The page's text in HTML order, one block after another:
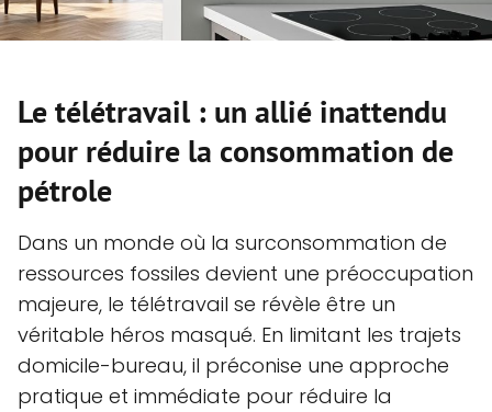
Le télétravail : un allié inattendu
pour réduire la consommation de
pétrole
Dans un monde où la surconsommation de
ressources fossiles devient une préoccupation
majeure, le télétravail se révèle être un
véritable héros masqué. En limitant les trajets
domicile-bureau, il préconise une approche
pratique et immédiate pour réduire la